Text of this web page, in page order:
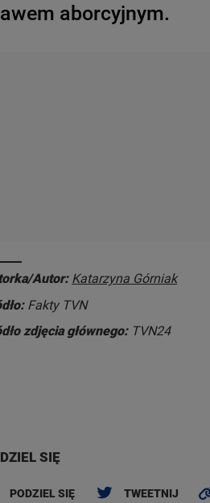
aborcyjnym.
Autor: Katarzyna Górniak
Fakty TVN
zdjęcia głównego: TVN24
SIĘ
PODZIEL SIĘ TWEETNIJ